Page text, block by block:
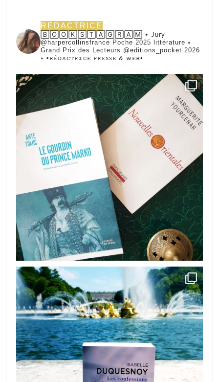
REDACTRICE
🄱🄾🄾🄺🅂🅃🄰🄶🅁🄰🄼 ⭑ Jury
@harpercollinsfrance Poche 2025 littérature ⭑
Grand Prix des Lecteurs @editions_pocket 2026
⭑ •ꭱꭼ́ꭰꭺꮯꭲꭱꮖꮯꭼ ꮲꭱꭼꮪꮪꭼ & ꮃꭼᏼ•